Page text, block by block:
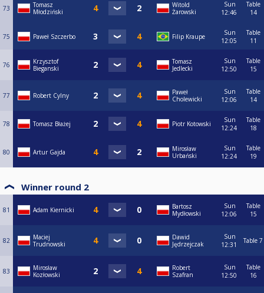
73
Tomasz
Młodziński
Witold
Żarowski
Sun
12:46
Table
14
75 Paweł Szczerbo Filip Kraupe
Sun
12:05
Table
11
76
Krzysztof
Bieganski
Tomasz
Jedlecki
Sun
12:50
Table
15
77 Robert Cylny
Paweł
Cholewicki
Sun
12:06
Table
14
78 Tomasz Błażej Piotr Kotowski
Sun
12:24
Table
18
80 Artur Gajda
Mirosław
Urbański
Sun
12:24
Table
19
Winner round 2
81 Adam Kiernicki
Bartosz
Mydłowski
Sun
12:06
Table
15
82
Maciej
Trudnowski
Dawid
Jędrzejczak
Sun
12:31
Table 7
83
Mirosław
Kozłowski
Robert
Szafran
Sun
12:50
Table
16